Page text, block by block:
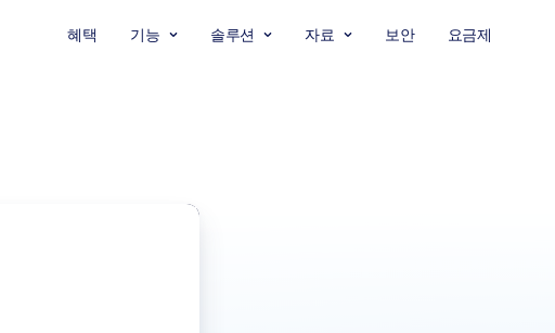
혜택 기능 솔루션 자료 보안 요금제